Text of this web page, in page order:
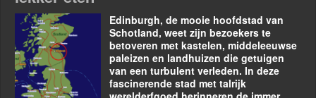
Over ons
Edinburgh, de mooie hoofdstad van
Schotland, weet zijn bezoekers te
betoveren met kastelen, middeleeuwse
paleizen en landhuizen die getuigen
van een turbulent verleden. In deze
fascinerende stad met talrijk